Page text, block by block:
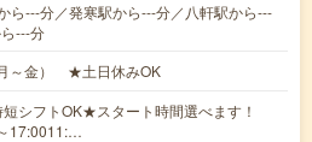
ら---分／発寒駅から---分／八軒駅から---
---分
～金） ★土日休みOK
シフトOK★スタート時間選べます！
17:0011:…